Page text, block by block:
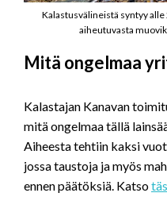
Kalastusvälineistä syntyy
aiheutuvasta
Mitä ongelmaa
Kalastajan Kanavan
mitä ongelmaa tällä
Aiheesta tehtiin kaksi
jossa taustoja ja myös
ennen päätöksiä. Katso